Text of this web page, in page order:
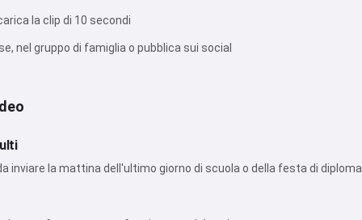
la clip di 10 secondi
nel gruppo di famiglia o pubblica sui social
inviare la mattina dell'ultimo giorno di scuola o della festa di diploma